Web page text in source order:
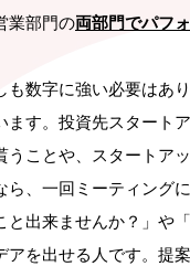
業部門の両部門でパフ
も数字に強い必要はあ
ます。投資先スタート
うことや、スタートア
ら、一回ミーティン
と出来ませんか？」や
アを出せる人です。提